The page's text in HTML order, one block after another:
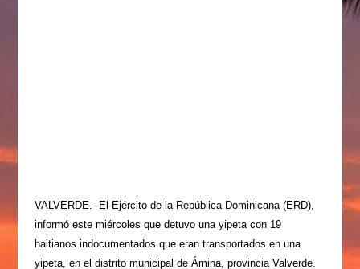
VALVERDE.- El Ejército de la República Dominicana (ERD),
informó este miércoles que detuvo una yipeta con 19
haitianos indocumentados que eran transportados en una
yipeta, en el distrito municipal de Ámina, provincia Valverde.